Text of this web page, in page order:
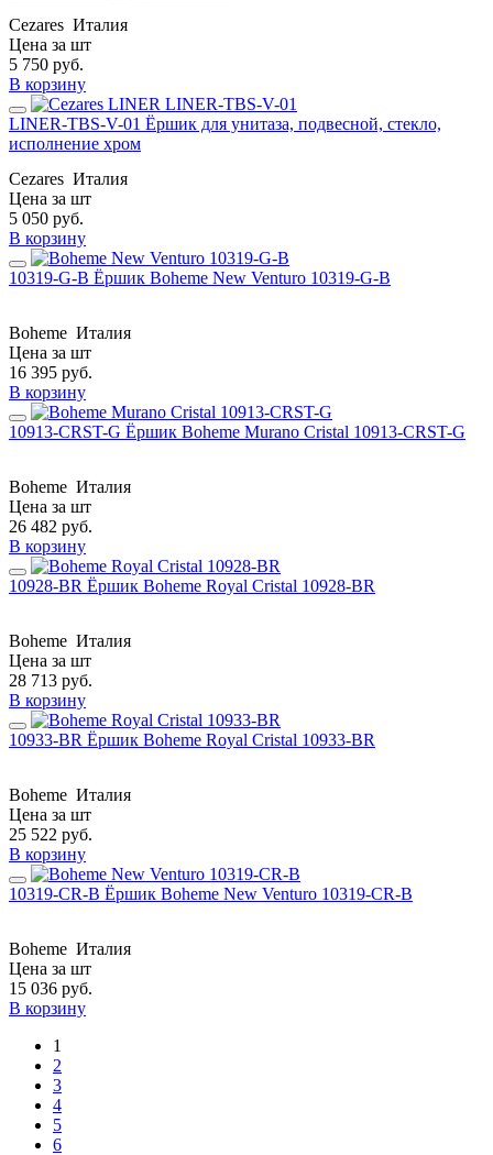
Cezares Италия
Цена за шт
5 750 руб.
В корзину
LINER-TBS-V-01 Ёршик для унитаза, подвесной, стекло,
исполнение хром
Cezares Италия
Цена за шт
5 050 руб.
В корзину
10319-G-B Ёршик Boheme New Venturo 10319-G-B
Boheme Италия
Цена за шт
16 395 руб.
В корзину
10913-CRST-G Ёршик Boheme Murano Cristal 10913-CRST-G
Boheme Италия
Цена за шт
26 482 руб.
В корзину
10928-BR Ёршик Boheme Royal Cristal 10928-BR
Boheme Италия
Цена за шт
28 713 руб.
В корзину
10933-BR Ёршик Boheme Royal Cristal 10933-BR
Boheme Италия
Цена за шт
25 522 руб.
В корзину
10319-CR-B Ёршик Boheme New Venturo 10319-CR-B
Boheme Италия
Цена за шт
15 036 руб.
В корзину
1
2
3
4
5
6